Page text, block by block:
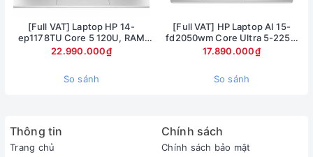
[Full VAT] Laptop HP 14-
ep1178TU Core 5 120U, RAM
16GB, SSD 1TB, 14 inch FHD,
Windows 11
22.990.000₫
So sánh
[Full VAT] HP Laptop AI 15-
fd2050wm Core Ultra 5-225U
Ram 8GB SSD 512GB Màn hình
15.6inch FullHD Touch
17.890.000₫
So sánh
Thông tin
Trang chủ
Chính sách
Chính sách bảo mật